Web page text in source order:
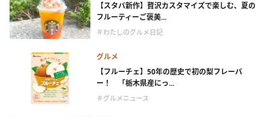
【スタバ新作】贅沢カスタマイズで楽しむ、夏の
フルーティーご褒美...
＃わたしのグルメ日記
グルメ
【フルーチェ】50年の歴史で初の梨フレーバ
ー！ 「栃木県産にっ...
＃グルメニュース